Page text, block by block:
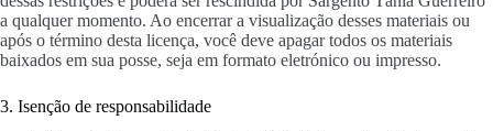
a qualquer momento. Ao encerrar a visualização desses materiais ou
após o término desta licença, você deve apagar todos os materiais
baixados em sua posse, seja em formato eletrónico ou impresso.
3. Isenção de responsabilidade